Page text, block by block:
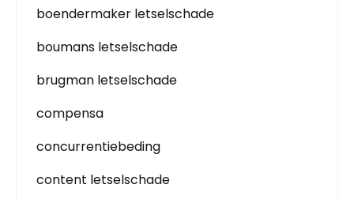
boendermaker letselschade
boumans letselschade
brugman letselschade
compensa
concurrentiebeding
content letselschade